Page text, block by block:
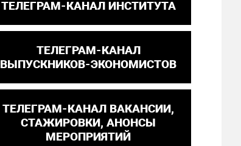
ТЕЛЕГРАМ-КАНАЛ ИНСТИТУТА
ТЕЛЕГРАМ-КАНАЛ
ВЫПУСКНИКОВ-ЭКОНОМИСТОВ
ТЕЛЕГРАМ-КАНАЛ ВАКАНСИИ,
СТАЖИРОВКИ, АНОНСЫ
МЕРОПРИЯТИЙ